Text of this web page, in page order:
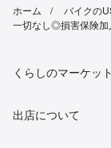
ホーム バイクの
一切なし◎損害保険加
くらしのマーケッ
出店について